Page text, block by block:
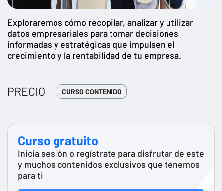
Exploraremos cómo recopilar, analizar y utilizar
datos empresariales para tomar decisiones
informadas y estratégicas que impulsen el
crecimiento y la rentabilidad de tu empresa.
PRECIO CURSO CONTENIDO
Curso gratuito
Inicia sesión o regístrate para disfrutar de este
y muchos contenidos exclusivos que tenemos
para ti